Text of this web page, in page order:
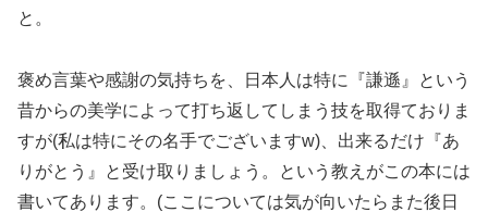
と。
褒め言葉や感謝の気持ちを、日本人は特に『謙遜』という
昔からの美学によって打ち返してしまう技を取得ておりま
すが(私は特にその名手でございますw)、出来るだけ『あ
りがとう』と受け取りましょう。という教えがこの本には
書いてあります。(ここについては気が向いたらまた後日